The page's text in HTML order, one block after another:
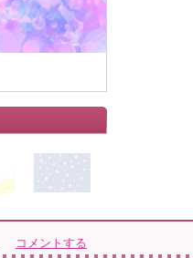
コメントする